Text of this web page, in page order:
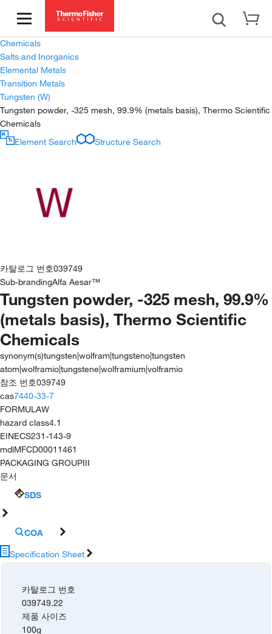
Chemicals
Salts and Inorganics
Elemental Metals
Transition Metals
Tungsten (W)
Tungsten powder, -325 mesh, 99.9% (metals basis), Thermo Scientific
Chemicals
Element Search
Structure Search
카탈로그 번호039749
Sub-brandingAlfa Aesar™
Tungsten powder, -325 mesh, 99.9%
(metals basis), Thermo Scientific
Chemicals
synonym(s)tungsten|wolfram|tungsteno|tungsten
atom|wolframio|tungstene|wolframium|volframio
참조 번호039749
cas7440-33-7
FORMULAW
hazard class4.1
EINECS231-143-9
mdlMFCD00011461
PACKAGING GROUPIII
문서
SDS
COA
Specification Sheet
카탈로그 번호
039749.22
제품 사이즈
100g